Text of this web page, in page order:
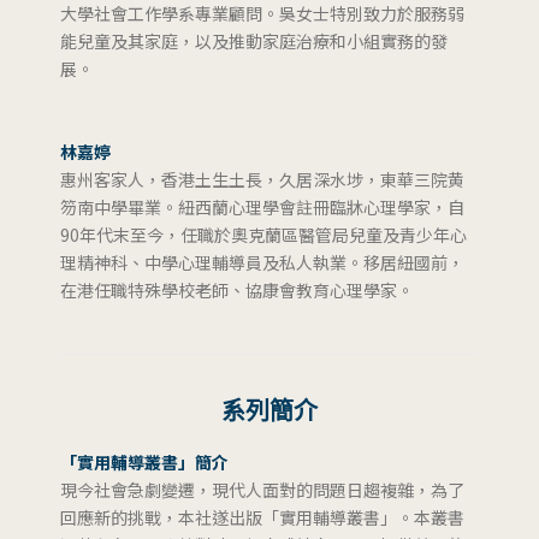
大學社會工作學系專業顧問。吳女士特別致力於服務弱
能兒童及其家庭，以及推動家庭治療和小組實務的發
展。
林嘉婷
惠州客家人，香港土生土長，久居深水埗，東華三院黄
笏南中學畢業。紐西蘭心理學會註冊臨牀心理學家，自
90年代末至今，任職於奧克蘭區醫管局兒童及青少年心
理精神科、中學心理輔導員及私人執業。移居紐國前，
在港任職特殊學校老師、協康會教育心理學家。
系列簡介
「實用輔導叢書」簡介
現今社會急劇變遷，現代人面對的問題日趨複雜，為了
回應新的挑戰，本社遂出版「實用輔導叢書」。本叢書